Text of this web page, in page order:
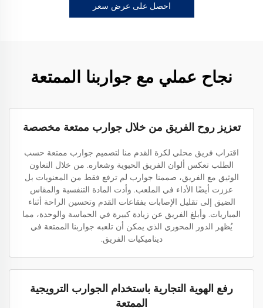
احصل على عرض سعر
نجاح عملي مع جواربنا الممتعة
تعزيز روح الفريق من خلال جوارب ممتعة مخصصة
اقتراب فريق محلي لكرة القدم منا لتصميم جوارب ممتعة حسب
الطلب تعكس ألوان الفريق الحيوية وشعاره. من خلال التعاون
الوثيق مع الفريق، صممنا جوارب لم ترفع فقط من المعنويات بل
عززت أيضًا الأداء في الملعب. وأدت المادة التنفسية والمقاس
الضيق إلى تقليل الإصابات بفقاعات القدم وتحسين الراحة أثناء
المباريات. وأبلغ الفريق عن زيادة كبيرة في الحماسة والوحدة، مما
يُظهر الدور المحوري الذي يمكن أن تلعبه جواربنا الممتعة في
ديناميكيات الفريق.
رفع الهوية التجارية باستخدام الجوارب الترويجية
الممتعة